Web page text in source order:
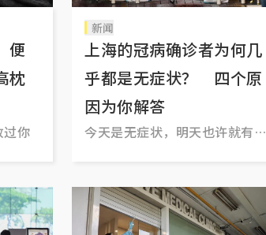
便
枕
过你
新闻
上海的冠病确诊者为何几
乎都是无症状？ 四个原
因为你解答
今天是无症状，明天也许就有症